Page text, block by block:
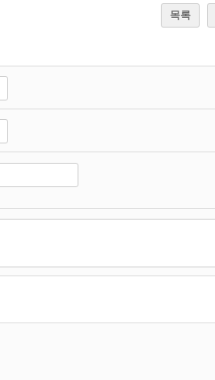
목록